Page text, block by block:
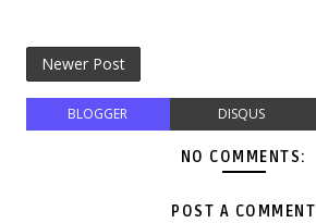
Newer Post
BLOGGER DISQUS
NO COMMENTS:
POST A COMMENT